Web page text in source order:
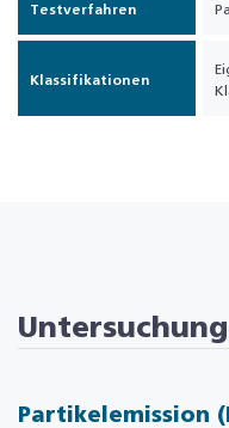
Testverfahren
Klassifikationen
Partikelemission